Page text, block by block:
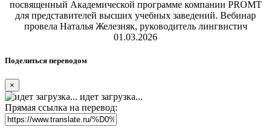
посвященный Академической программе компании PROMT
для представителей высших учебных заведений. Вебинар
провела Наталья Железняк, руководитель лингвистич
01.03.2026
Поделиться переводом
×
идет загрузка...
Прямая ссылка на перевод: